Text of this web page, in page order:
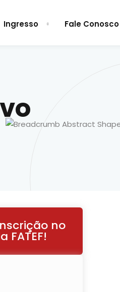
Ingresso Fale Conosco
no